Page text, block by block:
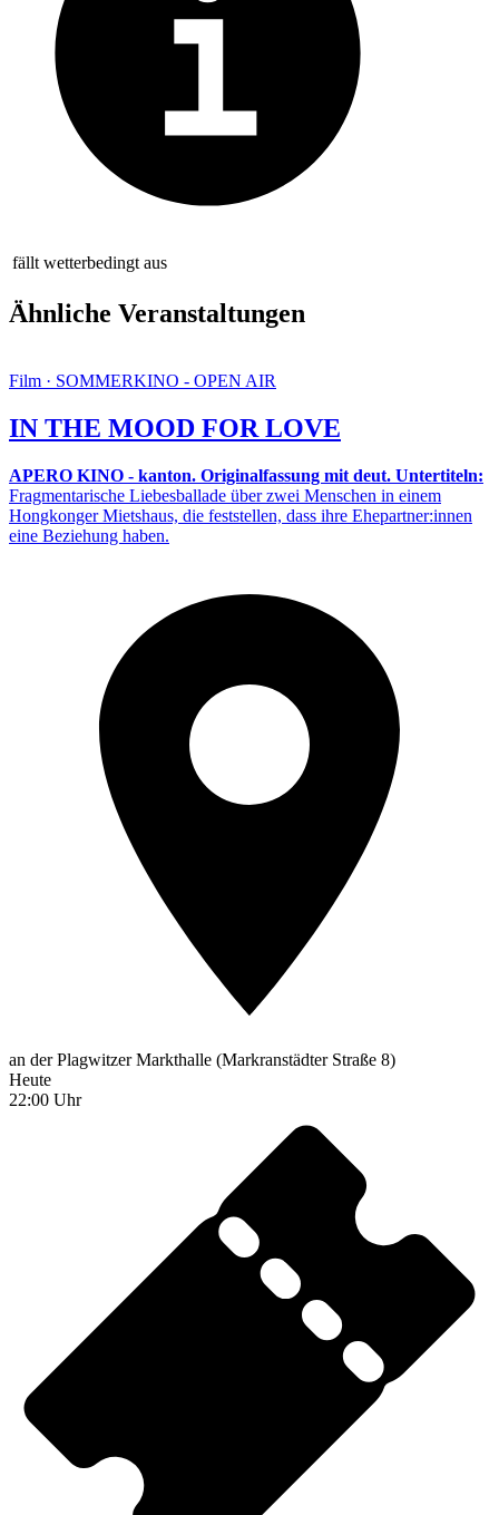
fällt wetterbedingt aus
Ähnliche Veranstaltungen
Film · SOMMERKINO - OPEN AIR
IN THE MOOD FOR LOVE
APERO KINO - kanton. Originalfassung mit deut. Untertiteln:
Fragmentarische Liebesballade über zwei Menschen in einem
Hongkonger Mietshaus, die feststellen, dass ihre Ehepartner:innen
eine Beziehung haben.
an der Plagwitzer Markthalle (Markranstädter Straße 8)
Heute
22:00 Uhr